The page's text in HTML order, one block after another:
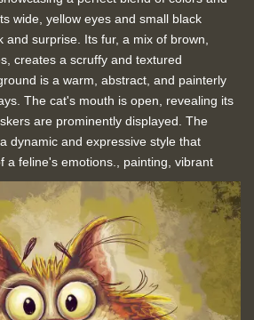
wide, yellow eyes and small black
and surprise. Its fur, a mix of brown,
creates a scruffy and textured
is a warm, abstract, and painterly
The cat's mouth is open, revealing its
are prominently displayed. The
dynamic and expressive style that
a feline's emotions., painting, vibrant